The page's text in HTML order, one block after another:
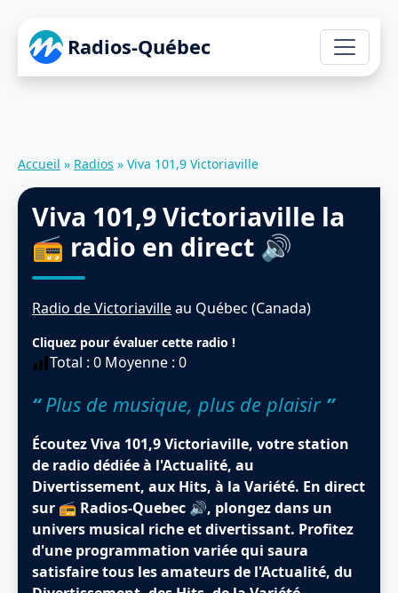
Radios-Québec
Accueil » Radios » Viva 101,9 Victoriaville
Viva 101,9 Victoriaville la
📻 radio en direct 🔊
Radio de Victoriavilleau Québec (Canada)
Cliquez pour évaluer cette radio !
Total : 0 Moyenne : 0
“Plus de musique, plus de plaisir ”
Écoutez Viva 101,9 Victoriaville, votre station
de radio dédiée à l'Actualité, au
Divertissement, aux Hits, à la Variété. En direct
sur 📻 Radios-Quebec 🔊, plongez dans un
univers musical riche et divertissant. Profitez
d'une programmation variée qui saura
satisfaire tous les amateurs de l'Actualité, du